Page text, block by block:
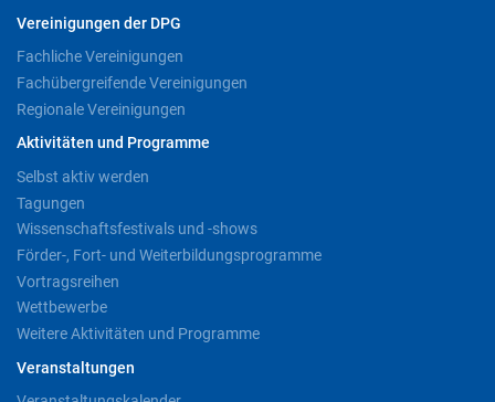
Vereinigungen der DPG
Fachliche Vereinigungen
Fachübergreifende Vereinigungen
Regionale Vereinigungen
Aktivitäten und Programme
Selbst aktiv werden
Tagungen
Wissenschaftsfestivals und -shows
Förder-, Fort- und Weiterbildungsprogramme
Vortragsreihen
Wettbewerbe
Weitere Aktivitäten und Programme
Veranstaltungen